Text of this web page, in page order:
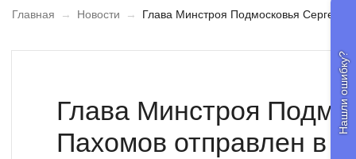
Главная → Новости → Глава Минстроя Подмосковья Сергей
Глава Минстроя
Пахомов отправлен в
Нашли ошибку?